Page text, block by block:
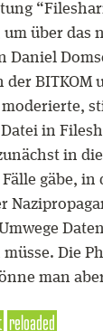
über das
Daniel
der
in
in
gäbe,
Die
man
reloaded